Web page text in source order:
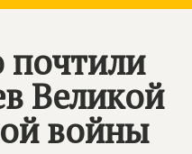
Великой
войны